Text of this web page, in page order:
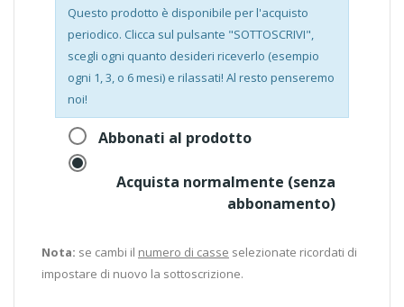
Questo prodotto è disponibile per l'acquisto
periodico. Clicca sul pulsante "SOTTOSCRIVI",
scegli ogni quanto desideri riceverlo (esempio
ogni 1, 3, o 6 mesi) e rilassati! Al resto penseremo
noi!
Abbonati al prodotto
Acquista normalmente (senza
abbonamento)
Nota: se cambi il numero di casse selezionate ricordati di
impostare di nuovo la sottoscrizione.